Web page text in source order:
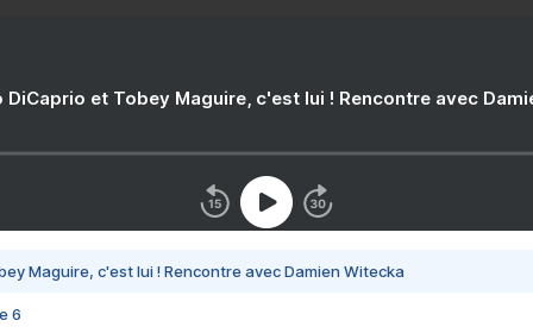
DiCaprio et Tobey Maguire, c'est lui ! Rencontre avec
Maguire, c'est lui ! Rencontre avec Damien Witecka
6